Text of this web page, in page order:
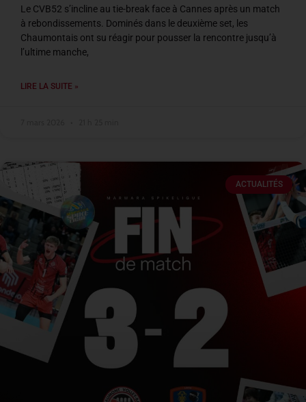
Le CVB52 s’incline au tie-break face à Cannes après un match
à rebondissements. Dominés dans le deuxième set, les
Chaumontais ont su réagir pour pousser la rencontre jusqu’à
l’ultime manche,
LIRE LA SUITE »
ACTUALITÉS